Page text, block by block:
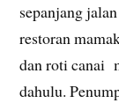
sepanjang
restoran
dan roti canai
dahulu.